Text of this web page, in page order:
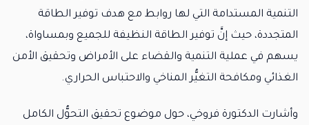
التنمية المستدامة التي لها روابط مع هدف توفير الطاقة
المتجددة، حيث إنَّ توفير الطاقة النظيفة للجميع وبمساواة،
يسهم في عملية التنمية والقضاء على الأمراض وتحقيق الأمن
الغذائي ومكافحة التغيُّر المناخي والاحتباس الحراري.
وأشارت الدكتورة فروخي، حول موضوع تحقيق التحوُّل الكامل